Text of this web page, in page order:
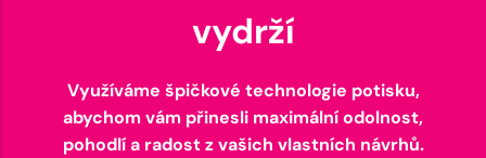
vydrží
Využíváme špičkové technologie potisku,
abychom vám přinesli maximální odolnost,
pohodlí a radost z vašich vlastních návrhů.